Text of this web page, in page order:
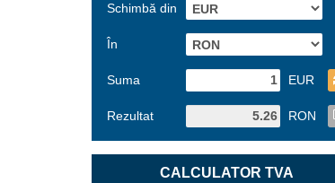
Schimbă din
În
Suma EUR
Rezultat RON
CALCULATOR TVA